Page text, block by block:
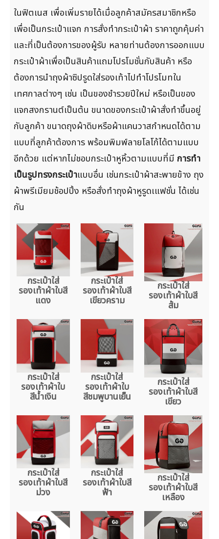
ในฟิตเนส เพื่อเพิ่มรายได้เมื่อลูกค้าสมัครสมาชิกหรือ
เพื่อเป็นกระเป๋าแจก การสั่งทำกระเป๋าผ้า ราคาถูกคุ้มค่า
และที่เป็นต้องการของผู้รับ หลายท่านต้องการออกแบบ
กระเป๋าผ้าเพื่อเป็นสินค้าแถมโปรโมชั่นกับสินค้า หรือ
ต้องการนำถุงผ้าซิปรูดใส่รองเท้าไปทำโปรโมทใน
เทศกาลต่างๆ เช่น เป็นของชำรวยปีใหม่ หรือเป็นของ
แจกสงกรานต์เป็นต้น ขนาดของกระเป๋าผ้าสั่งทำขึ้นอยู่
กับลูกค้า ขนาดถุงผ้าดิบหรือผ้าแคนวาสกำหนดได้ตาม
แบบที่ลูกค้าต้องการ พร้อมพิมพ์ลายโลโก้ได้ตามแบบ
อีกด้วย แต่หากไม่ชอบกระเป๋าหูหิ้วตามแบบที่มี การทำ
เป็นรูปทรงกระเป๋าแบบอื่น เช่นกระเป๋าผ้าสะพายข้าง ถุง
ผ้าพรีเมียมช้อปปิ้ง หรือสั่งทำถุงผ้าหูรูดเแฟชั่น ได้เช่น
กัน
กระเป๋าใส่
รองเท้าผ้าใบสี
แดง
กระเป๋าใส่
รองเท้าผ้าใบสี
เขียวคราม
กระเป๋าใส่
รองเท้าผ้าใบสี
ส้ม
กระเป๋าใส่
รองเท้าผ้าใบ
สีน้ำเงิน
กระเป๋าใส่
รองเท้าผ้าใบ
สีชมพูบานเย็น
กระเป๋าใส่
รองเท้าผ้าใบสี
เขียว
กระเป๋าใส่
รองเท้าผ้าใบสี
ม่วง
กระเป๋าใส่
รองเท้าผ้าใบสี
ฟ้า
กระเป๋าใส่
รองเท้าผ้าใบสี
เหลือง